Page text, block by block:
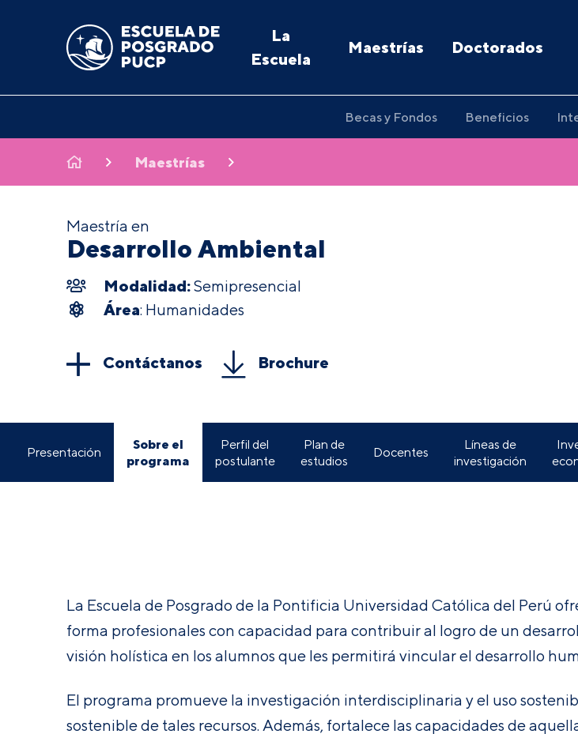
La
Escuela
Maestrías Doctorados
Becas y Fondos Beneficios
Maestrías
Maestría en
Desarrollo Ambiental
Modalidad:Semipresencial
Área: Humanidades
Contáctanos Brochure
Presentación
Sobre el
programa
Perfil del
postulante
Plan de
estudios
Docentes
Líneas de
investigación
La Escuela de Posgrado de la Pontificia Universidad Católica del Perú
forma profesionales con capacidad para contribuir al logro de un
visión holística en los alumnos que les permitirá vincular el desarrollo
El programa promueve la investigación interdisciplinaria y el uso
sostenible de tales recursos. Además, fortalece las capacidades de